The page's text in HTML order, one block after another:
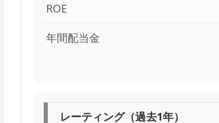
ROE
年間配当金
レーティング（過去1年）